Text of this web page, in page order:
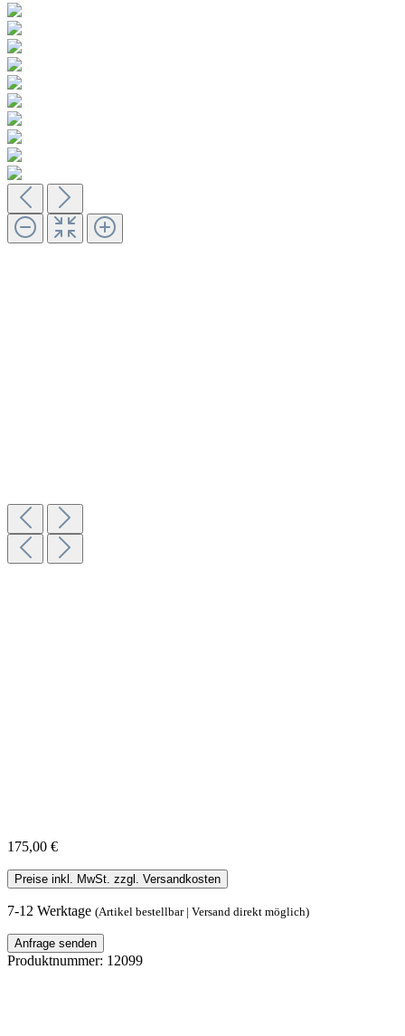
175,00 €
Preise inkl. MwSt. zzgl. Versandkosten
7-12 Werktage (Artikel bestellbar | Versand direkt möglich)
Anfrage senden
Produktnummer: 12099